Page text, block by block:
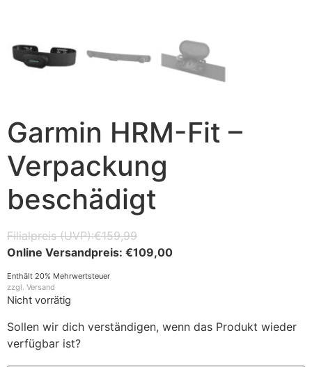
Garmin HRM-Fit –
Verpackung
beschädigt
€159,99
€109,00
Enthält 20% Mehrwertsteuer
zzgl. Versand
Nicht vorrätig
Sollen wir dich verständigen, wenn das Produkt wieder
verfügbar ist?